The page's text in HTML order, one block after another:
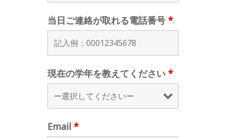
当日ご連絡が取れる電話番号 *
現在の学年を教えてください *
Email *